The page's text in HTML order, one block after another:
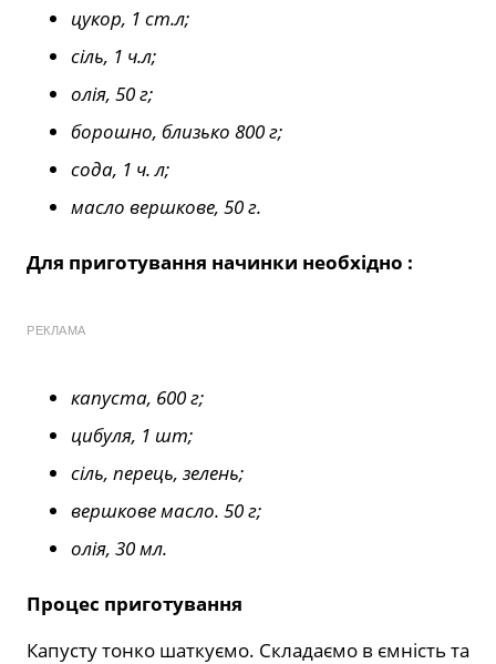
цукор, 1 ст.л;
сіль, 1 ч.л;
олія, 50 г;
борошно, близько 800 г;
сода, 1 ч. л;
масло вершкове, 50 г.
Для приготування начинки необхідно :
РЕКЛАМА
капуста, 600 г;
цибуля, 1 шт;
сіль, перець, зелень;
вершкове масло. 50 г;
олія, 30 мл.
Процес приготування
Капусту тонко шаткуємо. Складаємо в ємність та